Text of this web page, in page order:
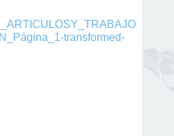
transformed-